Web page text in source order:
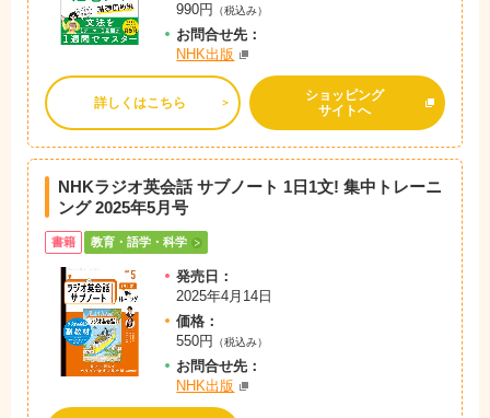
990円
（税込み）
お問合せ先：
NHK出版
詳しくはこちら
ショッピング
サイトへ
NHKラジオ英会話 サブノート 1日1文! 集中トレーニ
ング 2025年5月号
書籍 教育・語学・科学
発売日：
2025年4月14日
価格：
550円
（税込み）
お問合せ先：
NHK出版